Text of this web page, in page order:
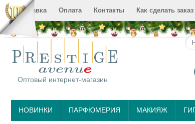
Доставка Оплата Контакты Как сделать заказ
Оптовый интернет-магазин
НОВИНКИ ПАРФЮМЕРИЯ МАКИЯЖ